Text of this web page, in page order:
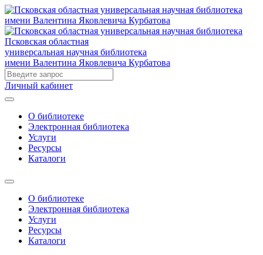
Псковская областная
универсальная научная библиотека
имени Валентина Яковлевича Курбатова
Личный кабинет
О библиотеке
Электронная библиотека
Услуги
Ресурсы
Каталоги
О библиотеке
Электронная библиотека
Услуги
Ресурсы
Каталоги